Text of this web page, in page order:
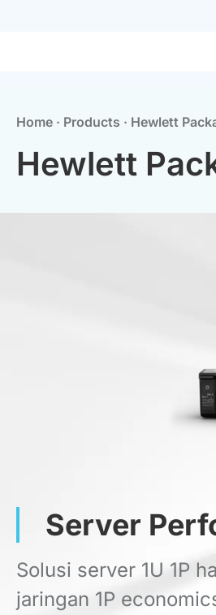
Home · Products · Hewlett
Hewlett
Server
Solusi server 1U 1P
jaringan 1P